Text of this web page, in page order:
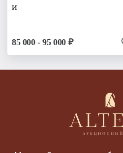
и
85 000 - 95 000 ₽